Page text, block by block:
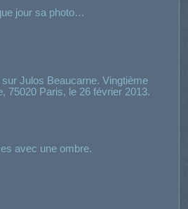
jour sa photo…
sur Julos Beaucarne. Vingtième
75020 Paris, le 26 février 2013.
avec une ombre.